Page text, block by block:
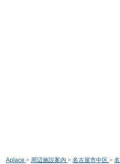
Aplace > 周辺施設案内 > 名古屋市中区 >